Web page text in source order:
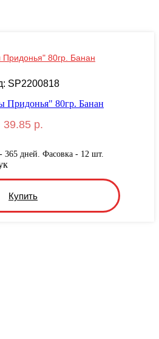
80гр. Банан
SP2200818
39.85 р.
365 дней. Фасовка - 12 шт.
Купить